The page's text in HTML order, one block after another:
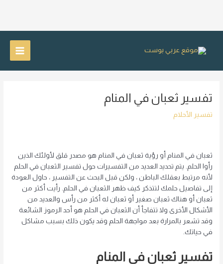
Main
تفسير ثعبان في المنام
تفسير الأحلام
ثعبان في المنام أو رؤية ثعبان في المنام هو مصدر قلق لأولئك الذين
رأوا الحلم. يتم تحديد العديد من التفسيرات حول تفسير الثعبان في الحلم
لأنه مرتبط بعقلك الباطن ، ولكن قبل البحث عن التفسير ، حاول العودة
إلى تفاصيل حلمك لتتذكر كيف ظهر الثعبان في الحلم. رأيت أكثر من
ثعبان أو هناك ثعبان صغير أو ثعبان له أكثر من رأس والعديد من
الأشكال الأخرى ولا تتفاجأ أن الثعبان في الحلم هو أحد الرموز الشائعة
وقد تشعر بالمرارة بعد مواجهة الحلم وقد يكون ذلك بسبب مشاكل
في حياتك.
تفسير ثعبان في المنام